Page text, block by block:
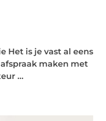
Het is je vast al eens
maken met
...